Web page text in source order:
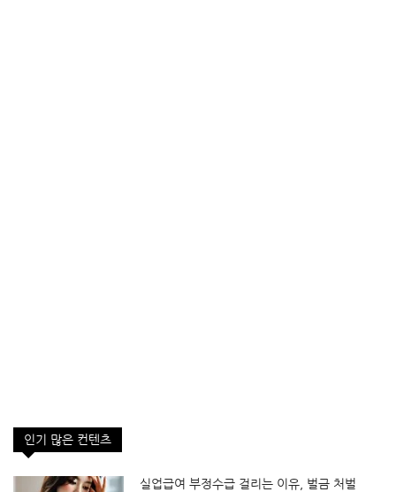
인기 많은 컨텐츠
실업급여 부정수급 걸리는 이유, 벌금 처벌